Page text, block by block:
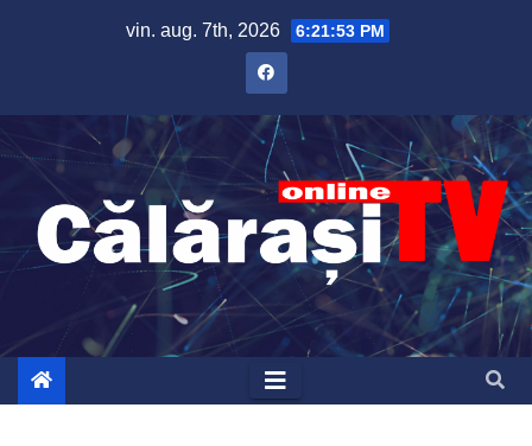
vin. aug. 7th, 2026 6:21:54 PM